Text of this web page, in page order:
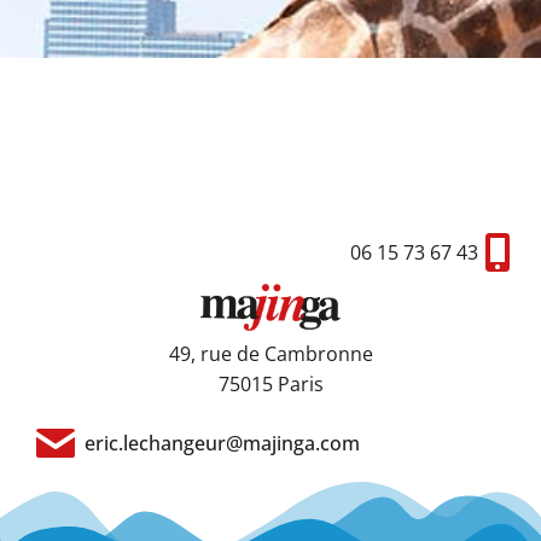
06 15 73 67 43
49, rue de Cambronne
75015 Paris
eric.lechangeur@majinga.com